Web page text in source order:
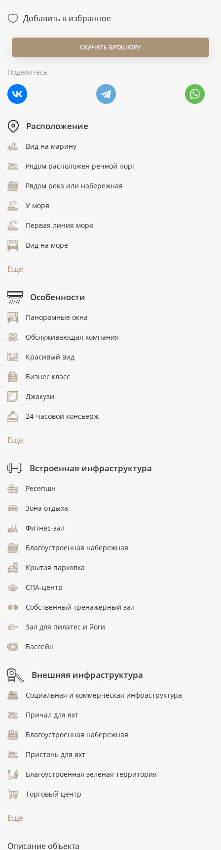
Добавить в избранное
СКАЧАТЬ БРОШЮРУ
Поделитесь
Расположение
Вид на марину
Рядом расположен речной порт
Рядом река или набережная
У моря
Первая линия моря
Вид на море
Еще
Особенности
Панорамные окна
Обслуживающая компания
Красивый вид
Бизнес класс
Джакузи
24-часовой консьерж
Еще
Встроенная инфраструктура
Ресепшн
Зона отдыха
Фитнес-зал
Благоустроенная набережная
Крытая парковка
СПА-центр
Собственный тренажерный зал
Зал для пилатес и йоги
Бассейн
Внешняя инфраструктура
Социальная и коммерческая инфраструктура
Причал для яхт
Благоустроенная набережная
Пристань для яхт
Благоустроенная зеленая территория
Торговый центр
Еще
Описание объекта